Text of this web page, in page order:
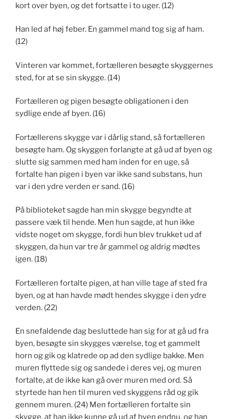
kort over byen, og det fortsatte i to uger. (12)
Han led af høj feber. En gammel mand tog sig af ham.
(12)
Vinteren var kommet, fortælleren besøgte skyggernes
sted, for at se sin skygge. (14)
Fortælleren og pigen besøgte obligationen i den
sydlige ende af byen. (16)
Fortællerens skygge var i dårlig stand, så fortælleren
besøgte ham. Og skyggen forlangte at gå ud af byen og
slutte sig sammen med ham inden for en uge, så
fortalte han pigen i byen var ikke sand substans, hun
var i den ydre verden er sand. (16)
På biblioteket sagde han min skygge begyndte at
passere væk til hende. Men hun sagde, at hun ikke
vidste noget om skygge, fordi hun blev trukket ud af
skyggen, da hun var tre år gammel og aldrig mødtes
igen. (18)
Fortælleren fortalte pigen, at han ville tage af sted fra
byen, og at han havde mødt hendes skygge i den ydre
verden. (22)
En snefaldende dag besluttede han sig for at gå ud fra
byen, besøgte sin skygges værelse, tog et gammelt
horn og gik og klatrede op ad den sydlige bakke. Men
muren flyttede sig og sandede i deres vej, og muren
fortalte, at de ikke kan gå over muren med ord. Så
styrtede han hen til muren ved skyggens råd og gik
gennem muren. (24) Men fortælleren fortalte sin
skygge, at han ikke kunne gå ud af byen endnu, og han